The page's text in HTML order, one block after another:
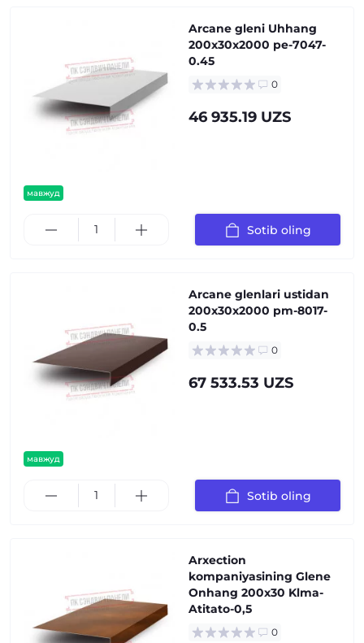
мавжуд
Arcane gleni Uhhang
200x30x2000 pe-7047-
0.45
0
46 935.19 UZS
Sotib oling
мавжуд
Arcane glenlari ustidan
200x30x2000 pm-8017-
0.5
0
67 533.53 UZS
Sotib oling
Arxection
kompaniyasining Glene
Onhang 200x30 Klma-
Atitato-0,5
0